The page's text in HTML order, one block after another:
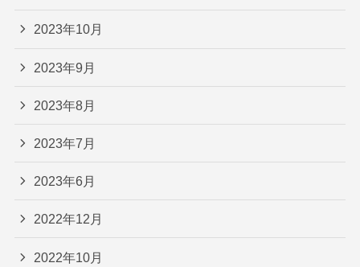
2023年10月
2023年9月
2023年8月
2023年7月
2023年6月
2022年12月
2022年10月